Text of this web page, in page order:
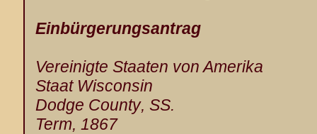
Einbürgerungsantrag
Vereinigte Staaten von Amerika
Staat Wisconsin
Dodge County,
Term, 1867